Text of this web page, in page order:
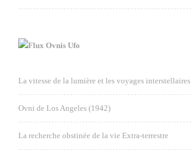
Ovnis Ufo
La vitesse de la lumière et les voyages interstellaires
Ovni de Los Angeles (1942)
La recherche obstinée de la vie Extra-terrestre